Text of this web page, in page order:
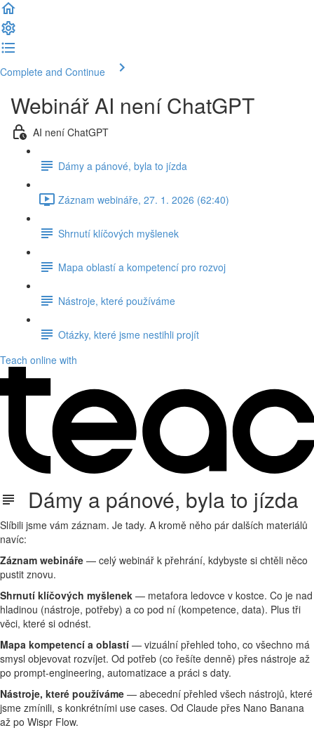
Complete and Continue
Webinář AI není ChatGPT
AI není ChatGPT
Dámy a pánové, byla to jízda
Záznam webináře, 27. 1. 2026 (62:40)
Shrnutí klíčových myšlenek
Mapa oblastí a kompetencí pro rozvoj
Nástroje, které používáme
Otázky, které jsme nestihli projít
Teach online with
Dámy a pánové, byla to jízda
Slíbili jsme vám záznam. Je tady. A kromě něho pár dalších materiálů
navíc:
Záznam webináře — celý webinář k přehrání, kdybyste si chtěli něco
pustit znovu.
Shrnutí klíčových myšlenek — metafora ledovce v kostce. Co je nad
hladinou (nástroje, potřeby) a co pod ní (kompetence, data). Plus tři
věci, které si odnést.
Mapa kompetencí a oblastí — vizuální přehled toho, co všechno má
smysl objevovat rozvíjet. Od potřeb (co řešíte denně) přes nástroje až
po prompt-engineering, automatizace a práci s daty.
Nástroje, které používáme — abecední přehled všech nástrojů, které
jsme zmínili, s konkrétními use cases. Od Claude přes Nano Banana
až po Wispr Flow.